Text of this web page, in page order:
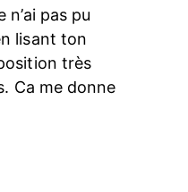
pas pu
lisant ton
très
Ca me donne